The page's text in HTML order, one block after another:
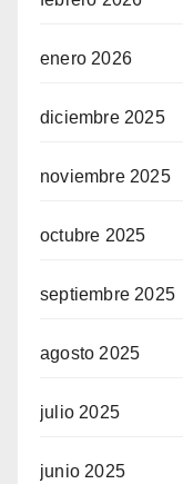
enero 2026
diciembre 2025
noviembre 2025
octubre 2025
septiembre 2025
agosto 2025
julio 2025
junio 2025